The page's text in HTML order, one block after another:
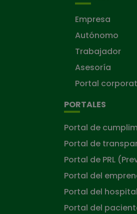
Empresa
Autónomo
Trabajador
Asesoría
Portal
PORTALES
Portal de
Portal de
Portal de PRL
Portal del
Portal del hospital
Portal del